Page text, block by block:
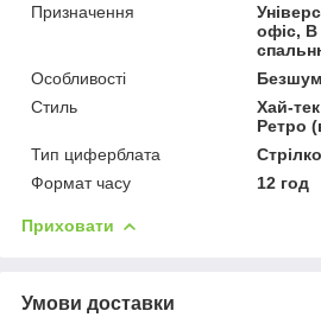
Призначення
офіс, В
Особливості
Стиль
Хай-
Ретро
Тип циферблата
Формат часу
12 год
Приховати
Умови доставки